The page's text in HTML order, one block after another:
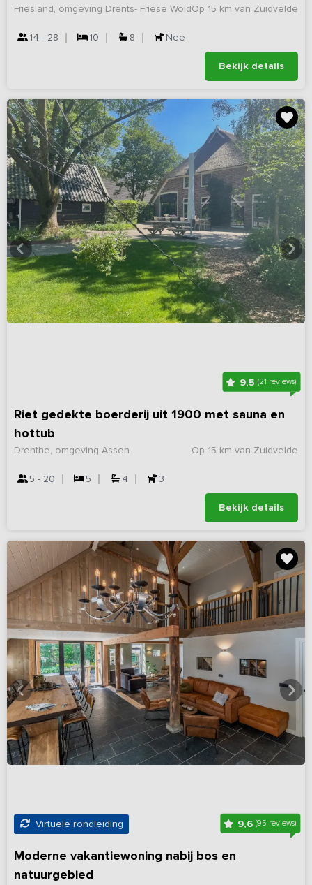
Op 15 km van Zuidvelde
Friesland, omgeving Drents- Friese Wold
14 - 28 10 8 Nee
Bekijk details
9,5(21 reviews)
Riet gedekte boerderij uit 1900 met sauna en
hottub
Op 15 km van Zuidvelde
Drenthe, omgeving Assen
5 - 20 5 4 3
Bekijk details
Virtuele rondleiding 9,6 (95 reviews)
Moderne vakantiewoning nabij bos en
natuurgebied